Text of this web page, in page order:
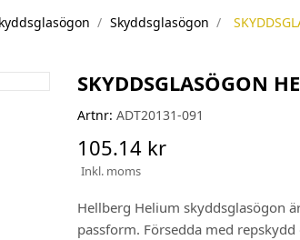
Skyddsglasögon
SKYDDSGLASÖGON
Artnr: ADT20131-091
105.14 kr
Inkl. moms
Hellberg Helium skyddsglasögon
passform. Försedda med